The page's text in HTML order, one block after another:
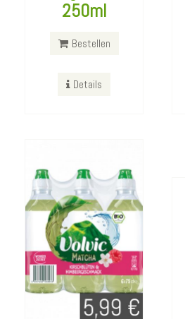
250ml
Bestellen
Details
Kirschblüten
6x750ml